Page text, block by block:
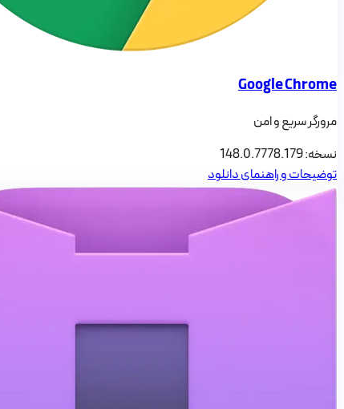
Google Chrome
مرورگر سریع و امن
نسخه:148.0.7778.179
توضیحات و راهنمای دانلود